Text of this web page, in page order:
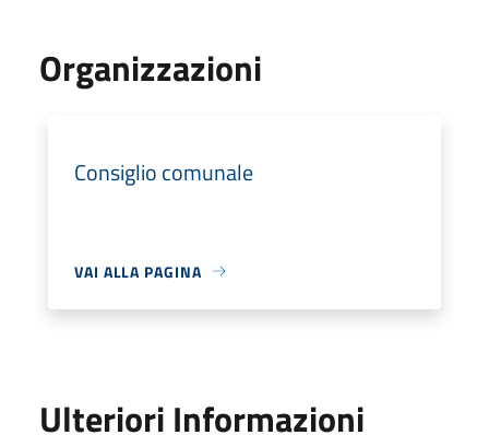
Organizzazioni
Consiglio comunale
VAI ALLA PAGINA
Ulteriori Informazioni